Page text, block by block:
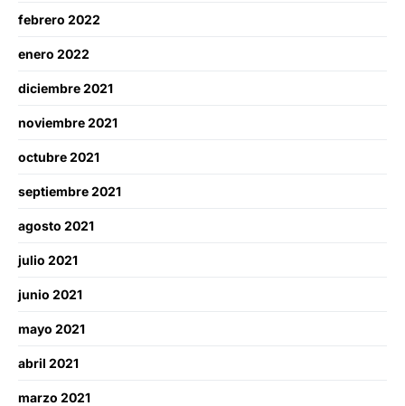
febrero 2022
enero 2022
diciembre 2021
noviembre 2021
octubre 2021
septiembre 2021
agosto 2021
julio 2021
junio 2021
mayo 2021
abril 2021
marzo 2021